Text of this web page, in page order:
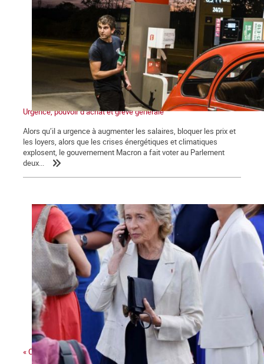
Urgence, pouvoir d’achat et grève générale
Alors qu’il a urgence à augmenter les salaires, bloquer les prix et
les loyers, alors que les crises énergétiques et climatiques
explosent, le gouvernement Macron a fait voter au Parlement
deux...
« Ces gens-là »